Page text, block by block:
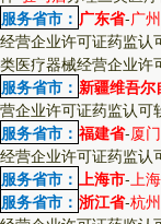
服务省市： 广东省-广州
经营企业许可证药监认
类医疗器械经营企业许
服务省市： 新疆维吾尔
营企业许可证药监认可
服务省市： 福建省-厦门
经营企业许可证药监认
服务省市： 上海市-上海
服务省市： 浙江省-杭州